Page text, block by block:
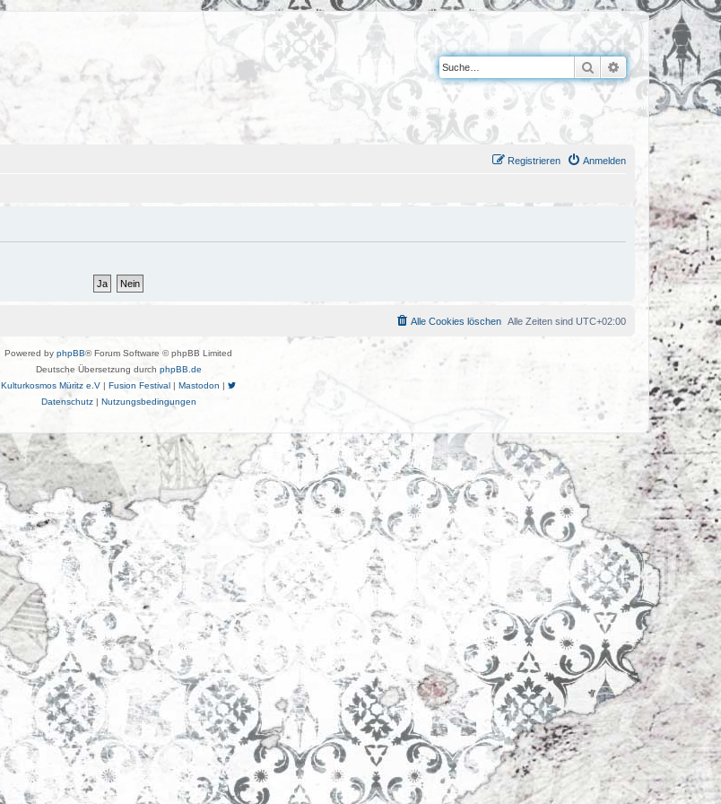
Suche Erweiterte Suche
Anmelden
Registrieren
Alle Zeiten sind UTC+02:00
Alle Cookies löschen
Powered by phpBB® Forum Software © phpBB Limited
Deutsche Übersetzung durch phpBB.de
Kulturkosmos Müritz e.V | Fusion Festival | Mastodon |
Datenschutz| Nutzungsbedingungen